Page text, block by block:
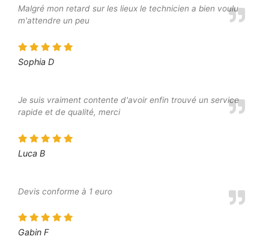
Malgré mon retard sur les lieux le technicien a bien voulu
m'attendre un peu
Sophia D
Je suis vraiment contente d'avoir enfin trouvé un service
rapide et de qualité, merci
Luca B
Devis conforme à 1 euro
Gabin F